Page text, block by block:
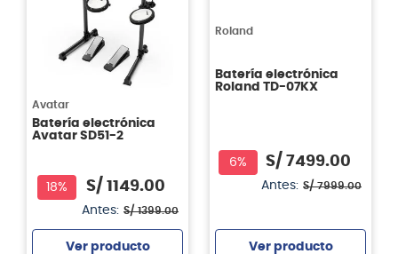
Avatar
Batería electrónica
Avatar SD51-2
18% S/ 1149.00
Antes: S/ 1399.00
Ver producto
Roland
Batería electrónica
Roland TD-07KX
6% S/ 7499.00
Antes: S/ 7999.00
Ver producto